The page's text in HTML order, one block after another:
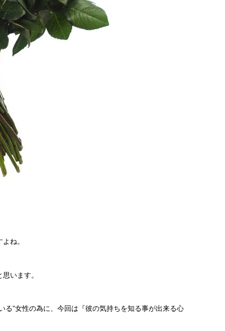
ね。
います。
”女性の為に、今回は『彼の気持ちを知る事が出来る心